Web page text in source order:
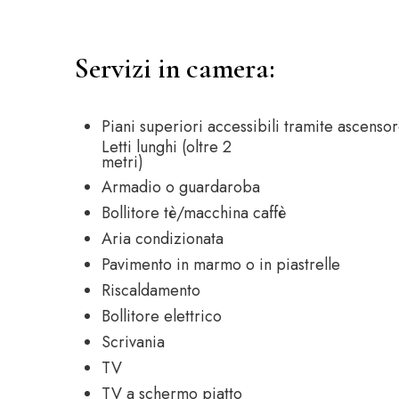
Servizi in camera: ​
Piani superiori accessibili tramite
Letti lunghi (oltre 2
metri)
Armadio o guardaroba
Bollitore tè/macchina caffè
Aria condizionata
Pavimento in marmo o in piastrelle
Riscaldamento
Bollitore elettrico
Scrivania
TV
TV a schermo piatto